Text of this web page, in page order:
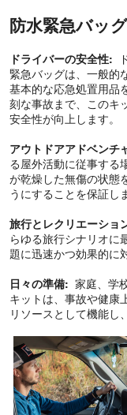
防水緊急バッ
ドライバーの安全性:
緊急バッグは、一般的
基本的な応急処置用品
刻な事故まで、このキ
安全性が向上します。
アウトドアアドベンチ
る屋外活動に従事する
が乾燥した無傷の状態
うにすることを保証し
旅行とレクリエーショ
らゆる旅行シナリオに
題に迅速かつ効果的に
日々の準備: 家庭、学
キットは、事故や健康
リソースとして機能し